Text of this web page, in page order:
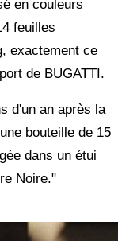
en couleurs
feuilles
exactement ce
de BUGATTI.
d'un an après la
bouteille de 15
dans un étui
Noire."